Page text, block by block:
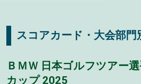
スコアカード・大会部門
ＢＭＷ 日本ゴルフツアー
カップ 2025